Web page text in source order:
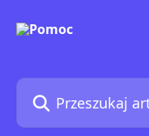
Przeszukaj artykuły...